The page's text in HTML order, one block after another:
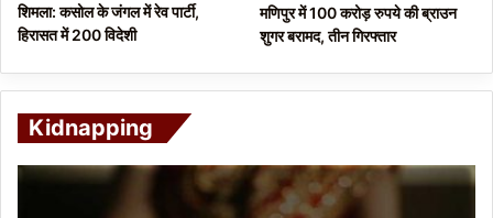
शिमला: कसोल के जंगल में रेव पार्टी,
हिरासत में 200 विदेशी
मणिपुर में 100 करोड़ रुपये की ब्राउन
शुगर बरामद, तीन गिरफ्तार
Kidnapping